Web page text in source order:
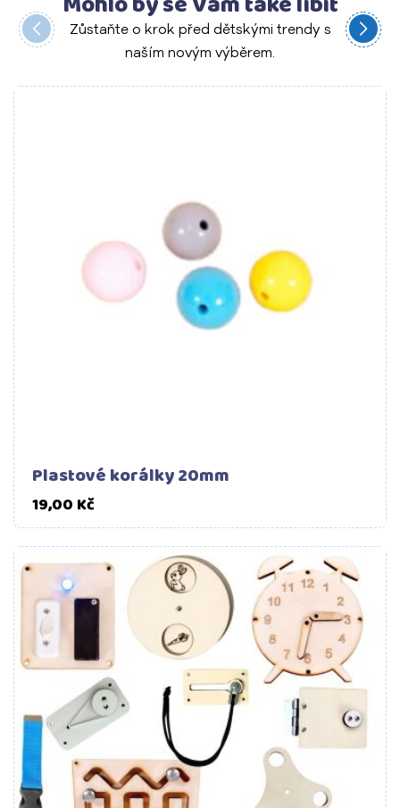
Zůstaňte o krok před dětskými trendy s
naším novým výběrem.
Plastové korálky 20mm
19,00 KčCena